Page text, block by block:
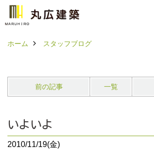
ホーム スタッフブログ
前の記事 一覧
いよいよ
2010/11/19(金)